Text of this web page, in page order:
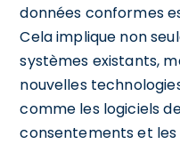
données conformes
Cela implique non
systèmes existants,
nouvelles
comme les logiciels
consentements et les